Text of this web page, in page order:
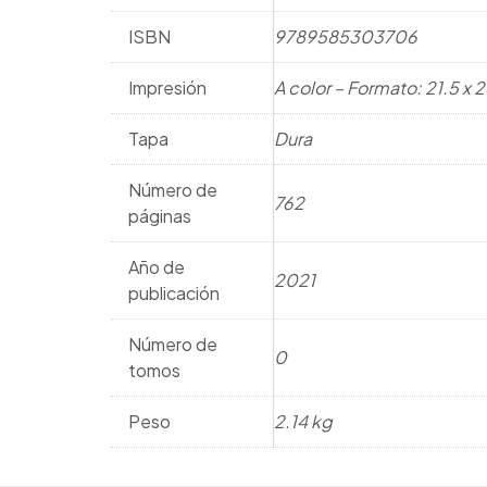
ISBN 9789585303706
Impresión A color – Formato: 21.5 x
Tapa Dura
Número de
páginas
762
Año de
publicación
2021
Número de
tomos
0
Peso 2.14 kg